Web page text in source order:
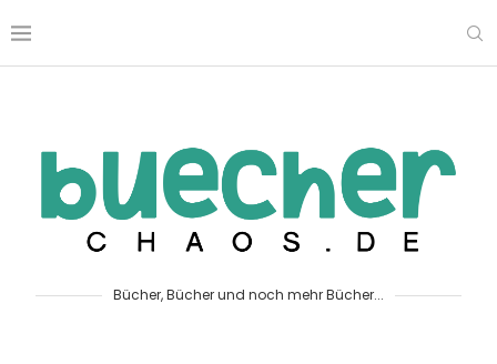
Bücher, Bücher und noch mehr Bücher...